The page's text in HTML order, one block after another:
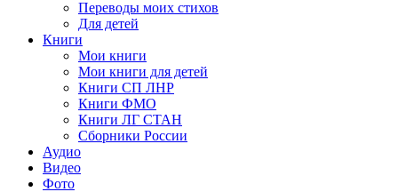
Переводы моих стихов
Для детей
Книги
Мои книги
Мои книги для детей
Книги СП ЛНР
Книги ФМО
Книги ЛГ СТАН
Сборники России
Аудио
Видео
Фото